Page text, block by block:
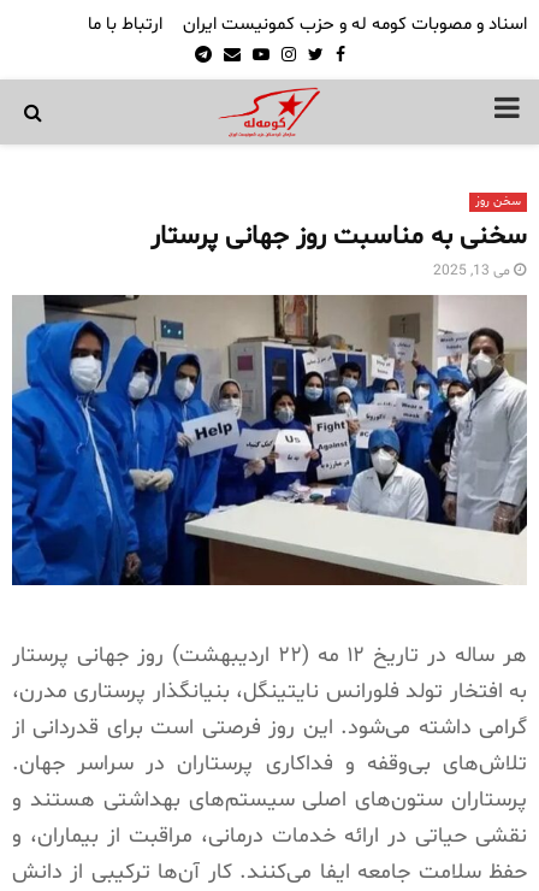
اسناد و مصوبات کومه له و حزب کمونیست ایران ارتباط با ما
Facebook
Twitter
Instagram
Youtube
Email
Telegram
PRIMARY
سخن روز
سخنی به مناسبت روز جهانی پرستار
می 13, 2025
هر ساله در تاریخ ۱۲ مه (۲۲ اردیبهشت) روز جهانی پرستار
به افتخار تولد فلورانس نایتینگل، بنیانگذار پرستاری مدرن،
گرامی داشته می‌شود. این روز فرصتی است برای قدردانی از
تلاش‌های بی‌وقفه و فداکاری پرستاران در سراسر جهان.
پرستاران ستون‌های اصلی سیستم‌های بهداشتی هستند و
نقشی حیاتی در ارائه خدمات درمانی، مراقبت از بیماران، و
حفظ سلامت جامعه ایفا می‌کنند. کار آن‌ها ترکیبی از دانش